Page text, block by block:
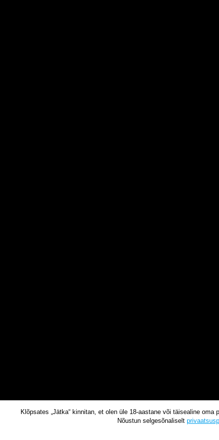
Klõpsates „Jätka“ kinnitan, et olen üle 18-aastane või täisealine oma
Nõustun selgesõnaliselt